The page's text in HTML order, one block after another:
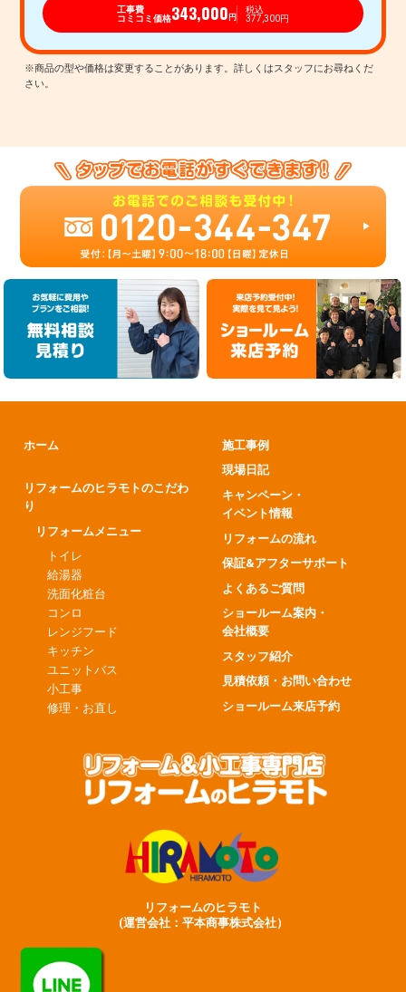
工事費
コミコミ価格343,000 円
税込
377,300円
ホーム
リフォームのヒラモトのこだわ
り
リフォームメニュー
トイレ
給湯器
洗面化粧台
コンロ
レンジフード
キッチン
ユニットバス
小工事
修理・お直し
施工事例
現場日記
キャンペーン・
イベント情報
リフォームの流れ
保証&アフターサポート
よくあるご質問
ショールーム案内・
会社概要
スタッフ紹介
見積依頼・お問い合わせ
ショールーム来店予約
リフォームのヒラモト
(運営会社：平本商事株式会社）